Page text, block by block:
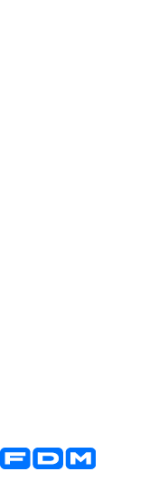
Yderligere information og